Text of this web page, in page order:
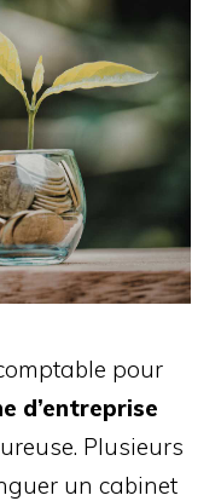
pour
d’entreprise
Plusieurs
un cabinet